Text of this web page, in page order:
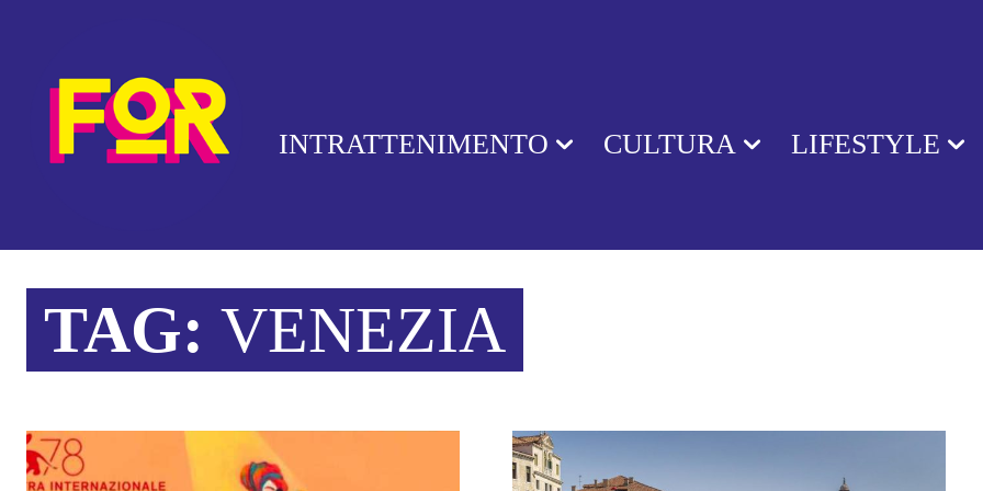
INTRATTENIMENTO CULTURA LIFESTYLE
TAG: VENEZIA